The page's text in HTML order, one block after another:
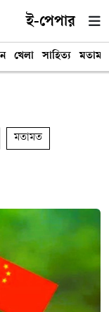
ই-পেপার
খেলা সাহিত্য মতামত
মতামত